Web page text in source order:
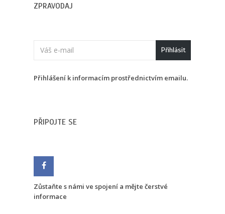
ZPRAVODAJ
Přihlásit
Přihlášení k informacím prostřednictvím emailu.
PŘIPOJTE SE
Zůstaňte s námi ve spojení a mějte čerstvé
informace